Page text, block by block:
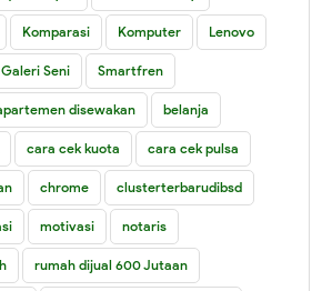
Komparasi Komputer Lenovo
Seni Smartfren
disewakan belanja
cara cek kuota cara cek pulsa
chrome clusterterbarudibsd
motivasi notaris
rumah dijual 600 Jutaan